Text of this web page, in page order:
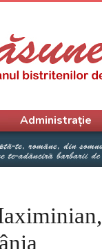
Administrație